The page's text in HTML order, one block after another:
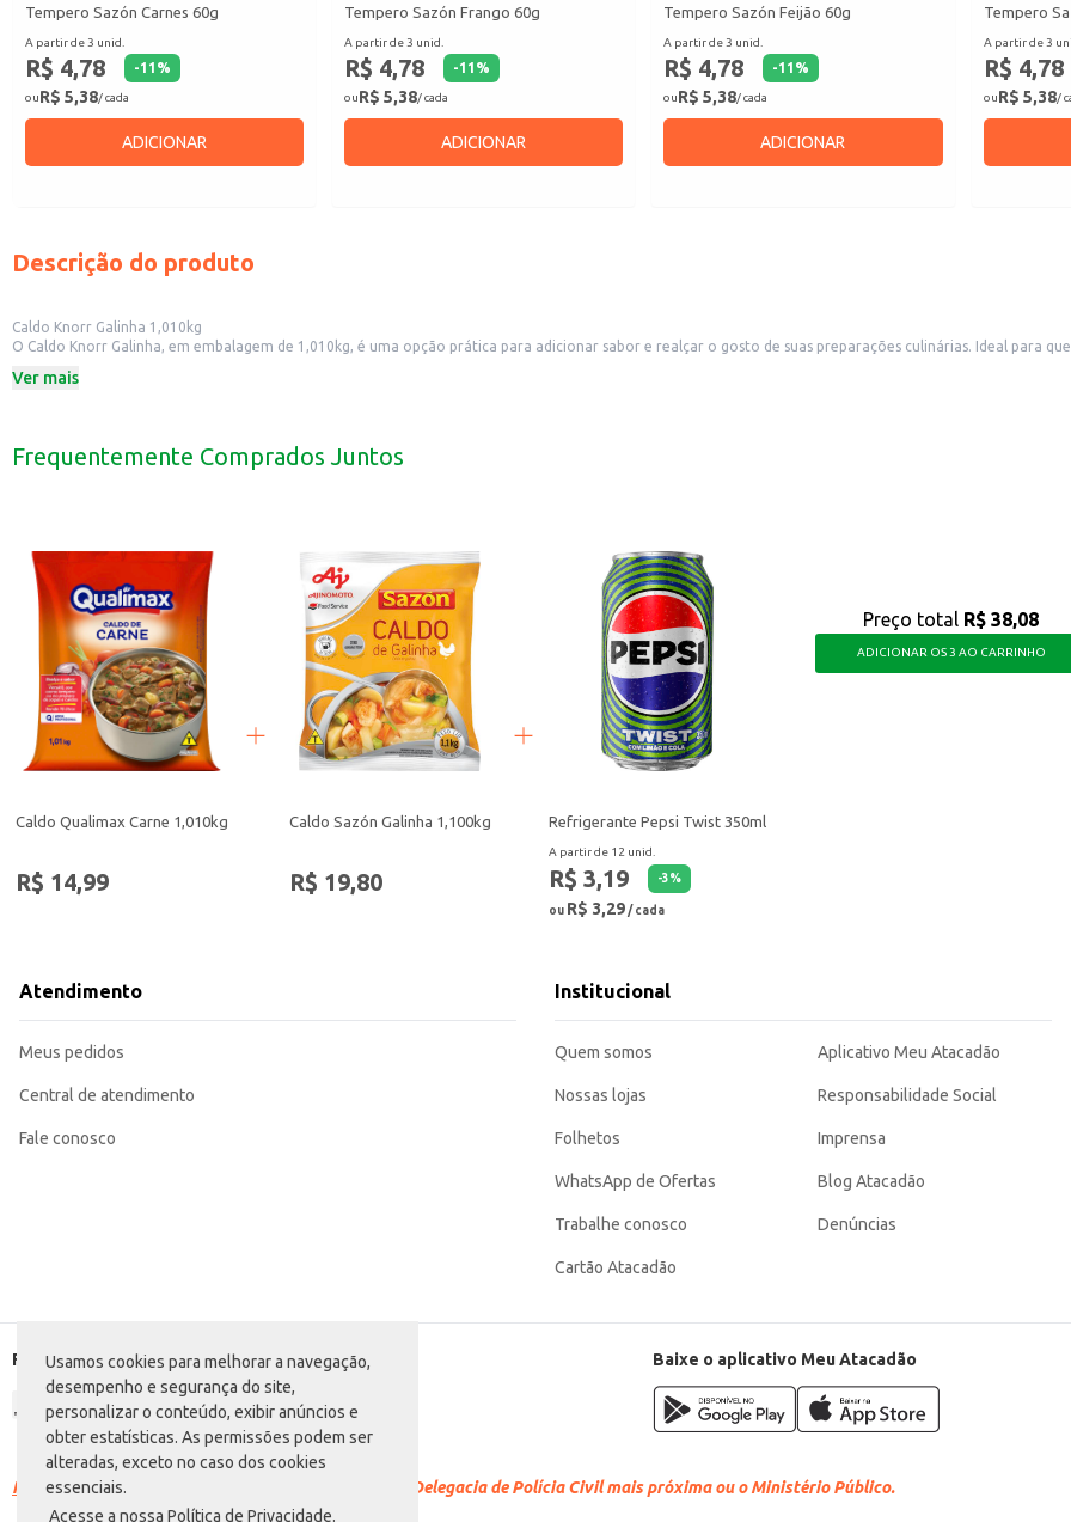
Usamos cookies para melhorar a navegação,
desempenho e segurança do site,
personalizar o conteúdo, exibir anúncios e
obter estatísticas. As permissões podem ser
alteradas, exceto no caso dos cookies
essenciais.
Acesse a nossa Política de Privacidade.
Tempero Sazón Carnes 60g
A partir de 3 unid.
R$ 4,78 -11 %
ouR$ 5,38/ cada
ADICIONAR
Tempero Sazón Frango 60g
A partir de 3 unid.
R$ 4,78 -11 %
ouR$ 5,38/ cada
ADICIONAR
Tempero Sazón Feijão 60g
A partir de 3 unid.
R$ 4,78 -11 %
ouR$ 5,38/ cada
ADICIONAR
Tempero
A partir de 3
R$ 4,78
ouR$ 5,38/
Descrição do produto
Caldo Knorr Galinha 1,010kg
O Caldo Knorr Galinha, em embalagem de 1,010kg, é uma opção prática para adicionar sabor e realçar o gosto de suas preparações culinárias. Ideal para
Dicas de Uso:
Pode ser usado em diversas receitas, tanto em cozinhas domésticas quanto em estabelecimentos comerciais.
Ver mais
Frequentemente Comprados Juntos
Caldo Qualimax Carne 1,010kg
R$ 14,99
Caldo Sazón Galinha 1,100kg
R$ 19,80
Refrigerante Pepsi Twist 350ml
A partir de 12 unid.
R$ 3,19 -3%
ou R$ 3,29/ cada
Preço total R$ 38,08
ADICIONAR OS 3 AO CARRINHO
Atendimento
Meus pedidos
Central de atendimento
Fale conosco
Institucional
Quem somos
Nossas lojas
Folhetos
WhatsApp de Ofertas
Trabalhe conosco
Cartão Atacadão
Aplicativo Meu Atacadão
Responsabilidade Social
Imprensa
Blog Atacadão
Denúncias
Formas de pagamento Baixe o aplicativo Meu Atacadão
Racismo é crime. Denuncie. Disque 100 ou procure a Delegacia de Polícia Civil mais próxima ou o Ministério Público.